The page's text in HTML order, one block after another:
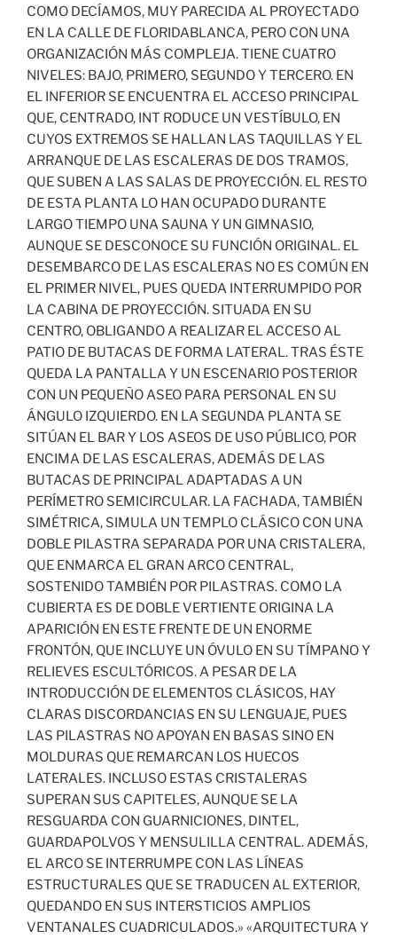
COMO DECÍAMOS, MUY PARECIDA AL PROYECTADO
EN LA CALLE DE FLORIDABLANCA, PERO CON UNA
ORGANIZACIÓN MÁS COMPLEJA. TIENE CUATRO
NIVELES: BAJO, PRIMERO, SEGUNDO Y TERCERO. EN
EL INFERIOR SE ENCUENTRA EL ACCESO PRINCIPAL
QUE, CENTRADO, INT RODUCE UN VESTÍBULO, EN
CUYOS EXTREMOS SE HALLAN LAS TAQUILLAS Y EL
ARRANQUE DE LAS ESCALERAS DE DOS TRAMOS,
QUE SUBEN A LAS SALAS DE PROYECCIÓN. EL RESTO
DE ESTA PLANTA LO HAN OCUPADO DURANTE
LARGO TIEMPO UNA SAUNA Y UN GIMNASIO,
AUNQUE SE DESCONOCE SU FUNCIÓN ORIGINAL. EL
DESEMBARCO DE LAS ESCALERAS NO ES COMÚN EN
EL PRIMER NIVEL, PUES QUEDA INTERRUMPIDO POR
LA CABINA DE PROYECCIÓN. SITUADA EN SU
CENTRO, OBLIGANDO A REALIZAR EL ACCESO AL
PATIO DE BUTACAS DE FORMA LATERAL. TRAS ÉSTE
QUEDA LA PANTALLA Y UN ESCENARIO POSTERIOR
CON UN PEQUEÑO ASEO PARA PERSONAL EN SU
ÁNGULO IZQUIERDO. EN LA SEGUNDA PLANTA SE
SITÚAN EL BAR Y LOS ASEOS DE USO PÚBLICO, POR
ENCIMA DE LAS ESCALERAS, ADEMÁS DE LAS
BUTACAS DE PRINCIPAL ADAPTADAS A UN
PERÍMETRO SEMICIRCULAR. LA FACHADA, TAMBIÉN
SIMÉTRICA, SIMULA UN TEMPLO CLÁSICO CON UNA
DOBLE PILASTRA SEPARADA POR UNA CRISTALERA,
QUE ENMARCA EL GRAN ARCO CENTRAL,
SOSTENIDO TAMBIÉN POR PILASTRAS. COMO LA
CUBIERTA ES DE DOBLE VERTIENTE ORIGINA LA
APARICIÓN EN ESTE FRENTE DE UN ENORME
FRONTÓN, QUE INCLUYE UN ÓVULO EN SU TÍMPANO Y
RELIEVES ESCULTÓRICOS. A PESAR DE LA
INTRODUCCIÓN DE ELEMENTOS CLÁSICOS, HAY
CLARAS DISCORDANCIAS EN SU LENGUAJE, PUES
LAS PILASTRAS NO APOYAN EN BASAS SINO EN
MOLDURAS QUE REMARCAN LOS HUECOS
LATERALES. INCLUSO ESTAS CRISTALERAS
SUPERAN SUS CAPITELES, AUNQUE SE LA
RESGUARDA CON GUARNICIONES, DINTEL,
GUARDAPOLVOS Y MENSULILLA CENTRAL. ADEMÁS,
EL ARCO SE INTERRUMPE CON LAS LÍNEAS
ESTRUCTURALES QUE SE TRADUCEN AL EXTERIOR,
QUEDANDO EN SUS INTERSTICIOS AMPLIOS
VENTANALES CUADRICULADOS.» «ARQUITECTURA Y